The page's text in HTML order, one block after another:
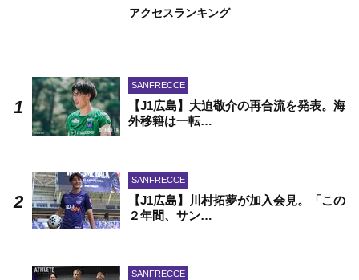
アクセスランキング
SANFRECCE
【J1広島】大迫敬介の再合流を発表。海
外移籍は一転…
SANFRECCE
【J1広島】川村拓夢が加入会見。「この
２年間、サン…
SANFRECCE